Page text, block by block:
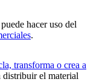
hacer uso del
.
transforma o crea a
el material